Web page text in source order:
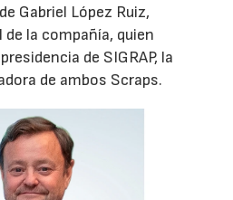
Gabriel López Ruiz,
la compañía, quien
de SIGRAP, la
de ambos Scraps.